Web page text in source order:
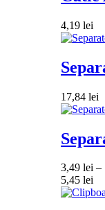
4,19 lei
17,84 lei
3,49 lei –
5,45 lei